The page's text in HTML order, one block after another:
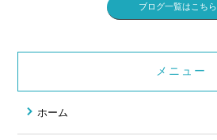
ブログ一覧はこちら
メニュー
ホーム